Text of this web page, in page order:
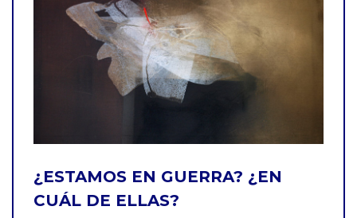
¿ESTAMOS EN GUERRA? ¿EN
CUÁL DE ELLAS?